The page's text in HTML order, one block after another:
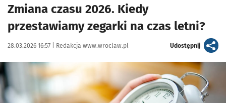
Zmiana czasu 2026. Kiedy
przestawiamy zegarki na czas letni?
Data publikacji:
28.03.2026 16:57 | Autor:
Redakcja www.wroclaw.pl Udostępnijartykuł
Kliknij, aby powiększyć